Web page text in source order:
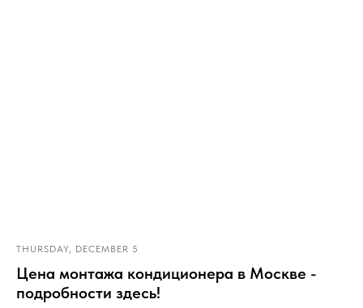
THURSDAY, DECEMBER 5
Цена монтажа кондиционера в Москве -
подробности здесь!